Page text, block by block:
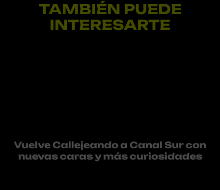
Vuelve Callejeando a Canal Sur con
nuevas caras y más curiosidades
TAMBIÉN PUEDE
INTERESARTE